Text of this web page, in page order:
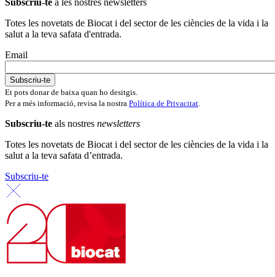
Subscriu-te a les nostres newsletters
Totes les novetats de Biocat i del sector de les ciències de la vida i la
salut a la teva safata d'entrada.
Email
Et pots donar de baixa quan ho desitgis.
Per a més informació, revisa la nostra Política de Privacitat.
Subscriu-te als nostres newsletters
Totes les novetats de Biocat i del sector de les ciències de la vida i la
salut a la teva safata d’entrada.
Subscriu-te